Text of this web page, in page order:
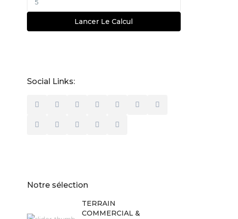
Lancer Le Calcul
Social Links:
Notre sélection
TERRAIN
COMMERCIAL &